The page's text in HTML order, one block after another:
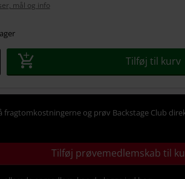
mål og info
Tilføj til kurv
fragtomkostningerne og prøv Backstage Club
Tilføj prøvemedlemskab til